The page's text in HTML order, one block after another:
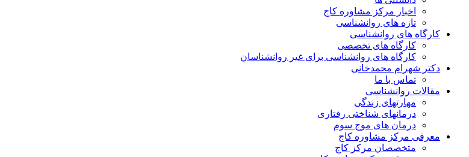
اخبار مرکز مشاوره کاج
تازه های روانشناسی
کارگاه های روانشناسی
کارگاه های تخصصی
کارگاه های روانشناسی برای غیر روانشناسان
دکتر شهرام محمدخانی
تماس با ما
مقالات روانشناسی
مهارتهای زندگی
درمانهای شناختی رفتاری
درمان های موج سوم
معرفی مرکز مشاوره کاج
متخصصان مرکز کاج